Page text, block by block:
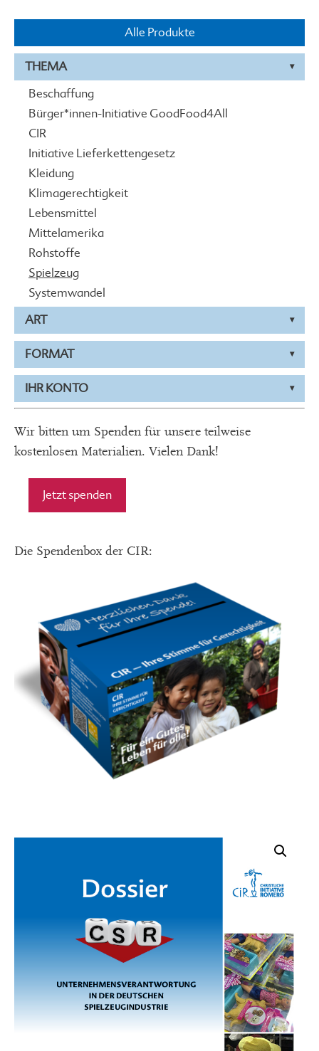
Alle Produkte
THEMA
Beschaffung
Bürger*innen-Initiative GoodFood4All
CIR
Initiative Lieferkettengesetz
Kleidung
Klimagerechtigkeit
Lebensmittel
Mittelamerika
Rohstoffe
Spielzeug
Systemwandel
ART
FORMAT
IHR KONTO
Wir bitten um Spenden für unsere teilweise
kostenlosen Materialien. Vielen Dank!
Jetzt spenden
Die Spendenbox der CIR: